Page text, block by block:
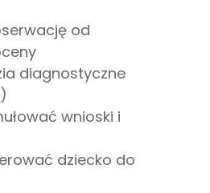
od
diagnostyczne
wnioski i
dziecko do